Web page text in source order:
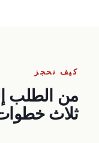
كيف نحجز
من الطلب
ثلاث